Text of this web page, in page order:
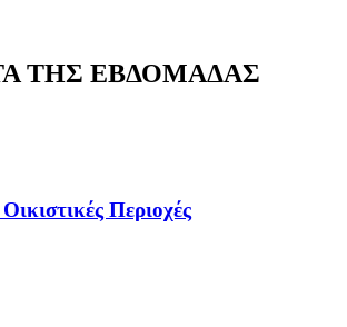
ΤΗΣ ΕΒΔΟΜΑΔΑΣ
Περιοχές